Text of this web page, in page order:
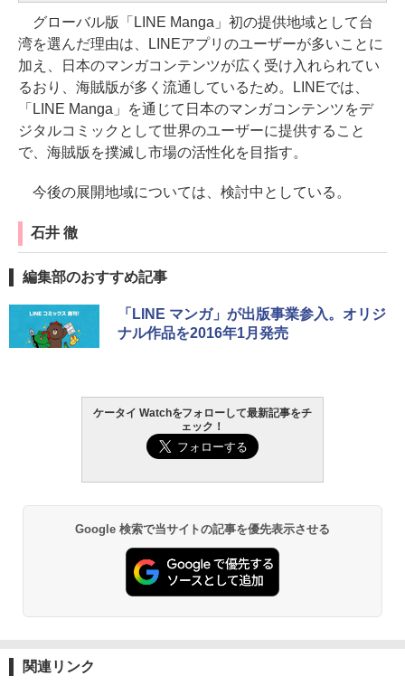
グローバル版「LINE Manga」初の提供地域として台
湾を選んだ理由は、LINEアプリのユーザーが多いことに
加え、日本のマンガコンテンツが広く受け入れられてい
るおり、海賊版が多く流通しているため。LINEでは、
「LINE Manga」を通じて日本のマンガコンテンツをデ
ジタルコミックとして世界のユーザーに提供すること
で、海賊版を撲滅し市場の活性化を目指す。
今後の展開地域については、検討中としている。
石井 徹
編集部のおすすめ記事
「LINE マンガ」が出版事業参入。オリジ
ナル作品を2016年1月発売
ケータイ Watchをフォローして最新記事をチ
ェック！
Google 検索で当サイトの記事を優先表示させる
関連リンク